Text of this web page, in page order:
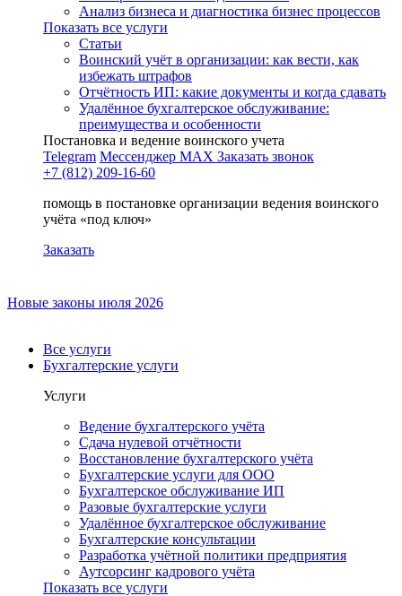
Анализ бизнеса и диагностика бизнес процессов
Показать все услуги
Статьи
Воинский учёт в организации: как вести, как
избежать штрафов
Отчётность ИП: какие документы и когда сдавать
Удалённое бухгалтерское обслуживание:
преимущества и особенности
Постановка и ведение воинского учета
Telegram Мессенджер MAX Заказать звонок
+7 (812) 209-16-60
помощь в постановке организации ведения воинского
учёта «под ключ»
Заказать
Новые законы июля 2026
Все услуги
Бухгалтерские услуги
Услуги
Ведение бухгалтерского учёта
Сдача нулевой отчётности
Восстановление бухгалтерского учёта
Бухгалтерские услуги для ООО
Бухгалтерское обслуживание ИП
Разовые бухгалтерские услуги
Удалённое бухгалтерское обслуживание
Бухгалтерские консультации
Разработка учётной политики предприятия
Аутсорсинг кадрового учёта
Показать все услуги